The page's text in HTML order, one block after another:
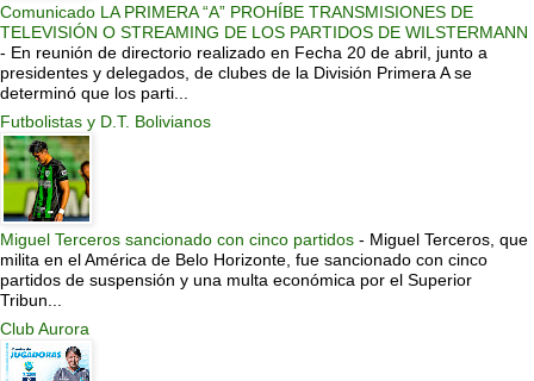
Comunicado LA PRIMERA “A” PROHÍBE TRANSMISIONES DE
TELEVISIÓN O STREAMING DE LOS PARTIDOS DE WILSTERMANN
- En reunión de directorio realizado en Fecha 20 de abril, junto a
presidentes y delegados, de clubes de la División Primera A se
determinó que los parti...
Futbolistas y D.T. Bolivianos
Miguel Terceros sancionado con cinco partidos - Miguel Terceros, que
milita en el América de Belo Horizonte, fue sancionado con cinco
partidos de suspensión y una multa económica por el Superior
Tribun...
Club Aurora